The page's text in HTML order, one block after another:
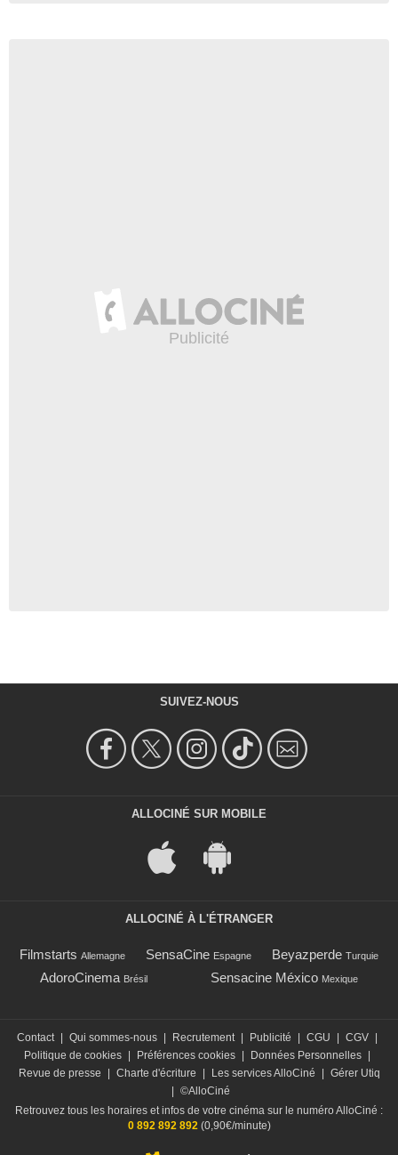
SUIVEZ-NOUS
ALLOCINÉ SUR MOBILE
ALLOCINÉ À L'ÉTRANGER
Filmstarts Allemagne SensaCine Espagne Beyazperde Turquie
AdoroCinema Brésil Sensacine México Mexique
Contact Qui sommes-nous Recrutement Publicité CGU CGV
Politique de cookies
Préférences cookies Données Personnelles
Revue de presse
Charte d'écriture Les services AlloCiné
Gérer Utiq
©AlloCiné
Retrouvez tous les horaires et infos de votre cinéma sur le numéro AlloCiné :
0 892 892 892(0,90€/minute)